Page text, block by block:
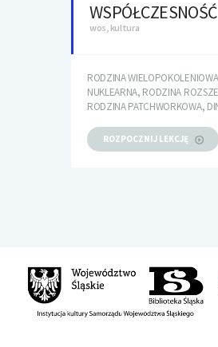
WSPÓŁCZESNOŚĆ
wos, kultura
RODZINA
NUKLEARNA, RODZINA
RODZINA PATCHWORKOWA,
ROZPOCZNIJ LEKCJĘ